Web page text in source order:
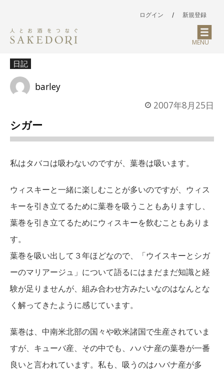
ログイン / 新規登録
MENU
日記
barley
2007年8月25日
シガー
私はタバコは吸わないのですが、葉巻は吸います。
ウィスキーと一緒に楽しむことが多いのですが、ウィス
キーを引き立てるために葉巻を吸うこともありますし、
葉巻を引き立てるためにウィスキーを飲むこともありま
す。
葉巻を吸い出して３年ほどなので、「ウイスキーとシガ
ーのマリアージュ」について語るにはまだまだ知識と経
験が足りませんが、組み合わせ方みたいなのはなんとな
く解ってきたように感じています。
葉巻は、中南米北部の国々や欧米諸国で生産されていま
すが、キューバ産、その中でも、ハバナ産の葉巻が一番
良いと言われています。私も、吸うのはハバナ産が多